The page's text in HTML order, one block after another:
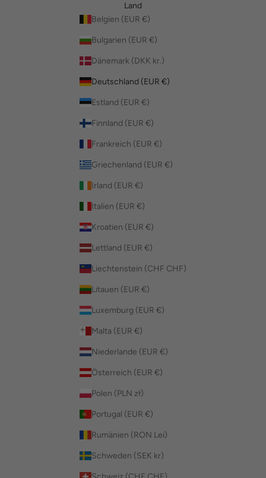
Land
Belgien (EUR €)
Bulgarien (EUR €)
Dänemark (DKK kr.)
Deutschland (EUR €)
Estland (EUR €)
Finnland (EUR €)
Frankreich (EUR €)
Griechenland (EUR €)
Irland (EUR €)
Italien (EUR €)
Kroatien (EUR €)
Lettland (EUR €)
Liechtenstein (CHF CHF)
Litauen (EUR €)
Luxemburg (EUR €)
Malta (EUR €)
Niederlande (EUR €)
Österreich (EUR €)
Polen (PLN zł)
Portugal (EUR €)
Rumänien (RON Lei)
Schweden (SEK kr)